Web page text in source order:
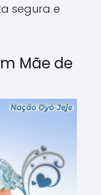
segura e
Mãe de